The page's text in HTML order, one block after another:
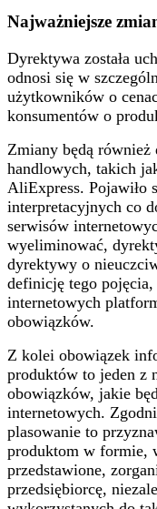
Najważniejsze
Dyrektywa została
odnosi się w
użytkowników o
konsumentów o
Zmiany będą
handlowych, takich
AliExpress. Pojawiło
interpretacyjnych co
serwisów
wyeliminować,
dyrektywy o
definicję tego pojęcia,
internetowych
obowiązków.
Z kolei obowiązek
produktów to jeden z
obowiązków, jakie
internetowych.
plasowanie to
produktom w formie,
przedstawione,
przedsiębiorcę,